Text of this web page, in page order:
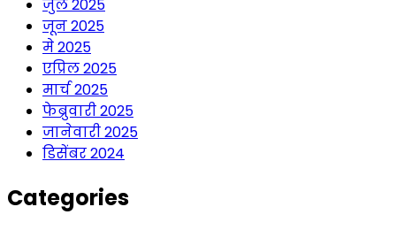
जुलै 2025
जून 2025
मे 2025
एप्रिल 2025
मार्च 2025
फेब्रुवारी 2025
जानेवारी 2025
डिसेंबर 2024
Categories